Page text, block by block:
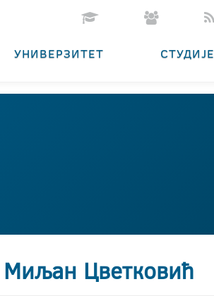
УНИВЕРЗИТЕТ СТУДИЈЕ
Цветковић